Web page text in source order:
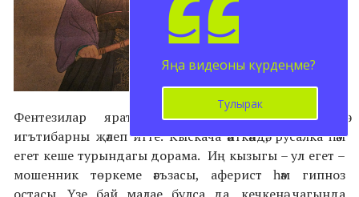
Фентезилар яратмасам да, бу дорама үзенә
игътибарны җәлеп итте. Кыскача әйткәндә, русалка һәм
егет кеше турындагы дорама. Иң кызыгы – ул егет –
мошенник төркеме әгъзасы, аферист һәм гипноз
Яңа видеоны күрдеңме?
Тулырак